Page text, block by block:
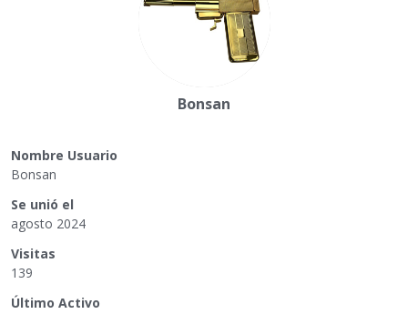
Bonsan
Nombre Usuario
Bonsan
Se unió el
agosto 2024
Visitas
139
Último Activo